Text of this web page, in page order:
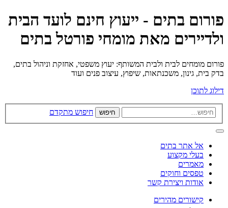
פורום בתים - ייעוץ חינם לועד הבית
ולדיירים מאת מומחי פורטל בתים
פורום מומחים לבית ולבית המשותף: יעוץ משפטי, אחזקת וניהול בתים,
בדק בית, גינון, משכנתאות, שיפוץ, עיצוב פנים ועוד
דילוג לתוכן
חיפוש חיפוש מתקדם
אל אתר בתים
בעלי מקצוע
מאמרים
טפסים וחוקים
אודות ויצירת קשר
קישורים מהירים